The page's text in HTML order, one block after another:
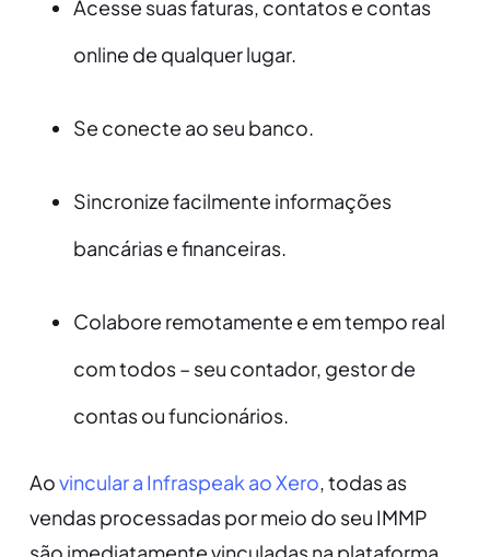
Acesse suas faturas, contatos e contas
online de qualquer lugar.
Se conecte ao seu banco.
Sincronize facilmente informações
bancárias e financeiras.
Colabore remotamente e em tempo real
com todos – seu contador, gestor de
contas ou funcionários.
Aovincular a Infraspeak ao Xero, todas as
vendas processadas por meio do seu IMMP